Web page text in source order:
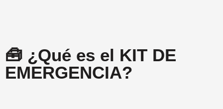
🧰 ¿Qué es el KIT DE
EMERGENCIA?